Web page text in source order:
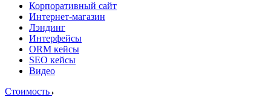
Корпоративный сайт
Интернет-магазин
Лэндинг
Интерфейсы
ORM кейсы
SEO кейсы
Видео
Стоимость